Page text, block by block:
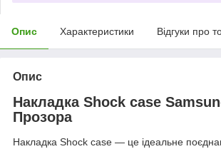
Опис Характеристики Відгуки про
Опис
Накладка Shock case
Прозора
Накладка Shock case — це ідеальне